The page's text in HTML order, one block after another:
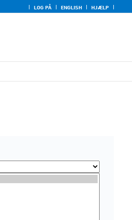
LOG PÅ ENGLISH HJÆLP